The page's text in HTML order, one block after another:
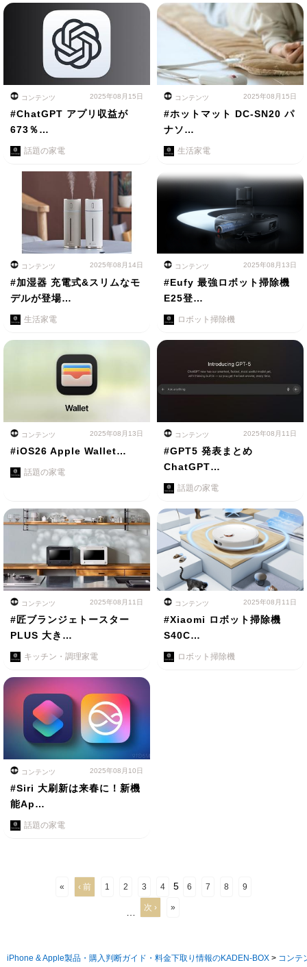
コンテンツ 2025年08月15日
#ChatGPT アプリ収益が
673％…
話題の家電
コンテンツ 2025年08月15日
#ホットマット DC-SN20 パ
ナソ…
生活家電
コンテンツ 2025年08月14日
#加湿器 充電式&スリムなモ
デルが登場…
生活家電
コンテンツ 2025年08月13日
#Eufy 最強ロボット掃除機
E25登…
ロボット掃除機
コンテンツ 2025年08月13日
#iOS26 Apple Wallet…
話題の家電
コンテンツ 2025年08月11日
#GPT5 発表まとめ
ChatGPT…
話題の家電
コンテンツ 2025年08月11日
#匠ブランジェトースター
PLUS 大き…
キッチン・調理家電
コンテンツ 2025年08月11日
#Xiaomi ロボット掃除機
S40C…
ロボット掃除機
コンテンツ 2025年08月10日
#Siri 大刷新は来春に！新機
能Ap…
話題の家電
« ‹ 前 1 2 3 4 5 6 7 8 9
次 › »
iPhone & Apple製品・購入判断ガイド・料金下取り情報のKADEN-BOX > コンテ